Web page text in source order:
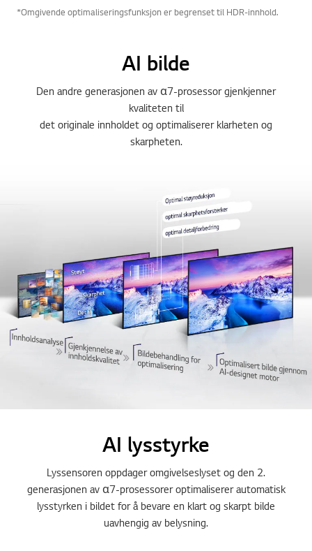
*Omgivende optimaliseringsfunksjon er begrenset til HDR-innhold.
AI bilde
Den andre generasjonen av α7-prosessor gjenkjenner
kvaliteten til
det originale innholdet og optimaliserer klarheten og
skarpheten.
AI lysstyrke
Lyssensoren oppdager omgivelseslyset og den 2.
generasjonen av α7-prosessorer optimaliserer automatisk
lysstyrken i bildet for å bevare en klart og skarpt bilde
uavhengig av belysning.